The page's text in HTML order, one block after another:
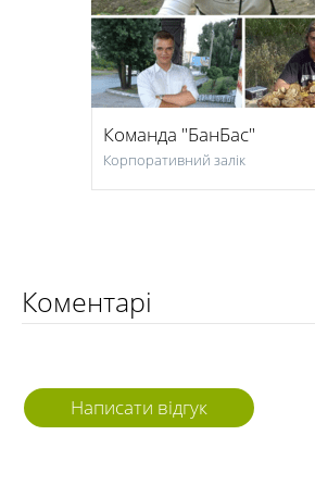
Команда "БанБас"
Корпоративний залік
Коментарі
Написати відгук